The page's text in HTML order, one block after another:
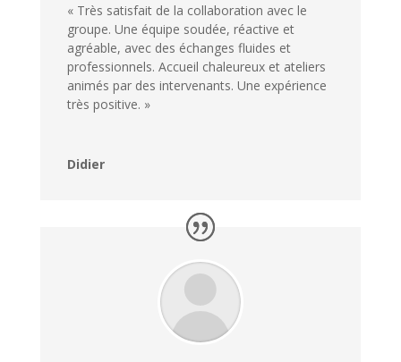
« Très satisfait de la collaboration avec le
groupe. Une équipe soudée, réactive et
agréable, avec des échanges fluides et
professionnels. Accueil chaleureux et ateliers
animés par des intervenants. Une expérience
très positive. »
Didier